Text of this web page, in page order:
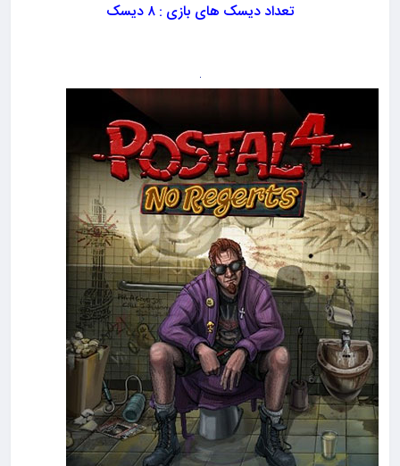
تعداد دیسک های بازی : ۸ دیسک